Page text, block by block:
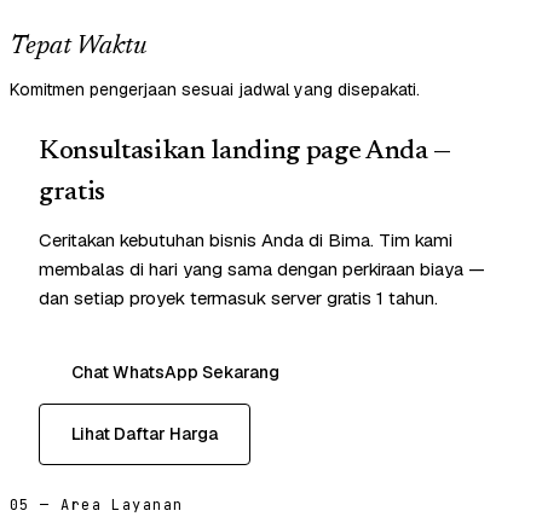
Tepat Waktu
Komitmen pengerjaan sesuai jadwal yang disepakati.
Konsultasikan landing page Anda —
gratis
Ceritakan kebutuhan bisnis Anda di Bima. Tim kami
membalas di hari yang sama dengan perkiraan biaya —
dan setiap proyek termasuk server gratis 1 tahun.
Chat WhatsApp Sekarang
Lihat Daftar Harga
05 — Area Layanan